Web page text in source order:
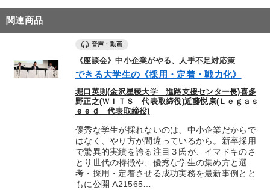
関連商品
音声・動画
《座談会》中小企業がやる、人手不足対応策
できる大学生の《採用・定着・戦力化》
堀口英則(金沢星稜大学 進路支援センター長)喜多
野正之(ＷＩＴＳ 代表取締役)近藤悦康(Ｌｅｇａｓ
ｅｅｄ 代表取締役)
優秀な学生が採れないのは、中小企業だからで
はなく、やり方が間違っているから。新卒採用
で驚異的実績を誇る注目３氏が、イマドキのさ
とり世代の特徴や、優秀な学生の集め方と選
考・採用・定着させる成功実務を最新事例とと
もに公開 A21565…